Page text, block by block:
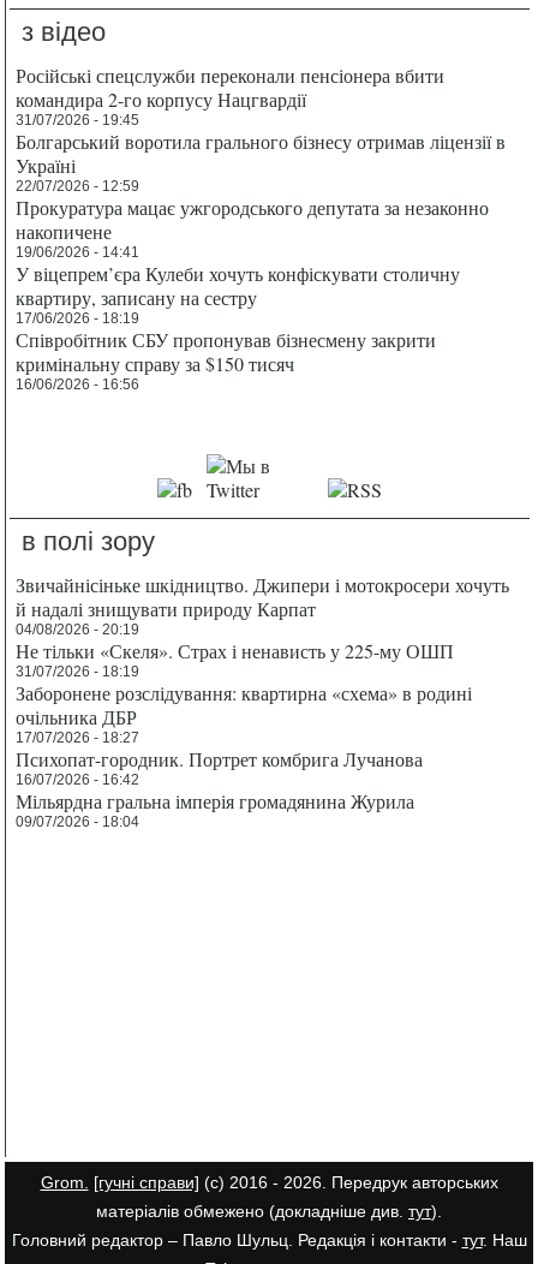
з відео
Російські спецслужби переконали пенсіонера вбити
командира 2-го корпусу Нацгвардії
31/07/2026 - 19:45
Болгарський воротила грального бізнесу отримав ліцензії в
Україні
22/07/2026 - 12:59
Прокуратура мацає ужгородського депутата за незаконно
накопичене
19/06/2026 - 14:41
У віцепрем’єра Кулеби хочуть конфіскувати столичну
квартиру, записану на сестру
17/06/2026 - 18:19
Співробітник СБУ пропонував бізнесмену закрити
кримінальну справу за $150 тисяч
16/06/2026 - 16:56
в полі зору
Звичайнісіньке шкідництво. Джипери і мотокросери хочуть
й надалі знищувати природу Карпат
04/08/2026 - 20:19
Не тільки «Скеля». Страх і ненависть у 225-му ОШП
31/07/2026 - 18:19
Заборонене розслідування: квартирна «схема» в родині
очільника ДБР
17/07/2026 - 18:27
Психопат-городник. Портрет комбрига Лучанова
16/07/2026 - 16:42
Мільярдна гральна імперія громадянина Журила
09/07/2026 - 18:04
Grom. [гучні справи] (с) 2016 - 2026. Передрук авторських
матеріалів обмежено (докладніше див. тут).
Головний редактор – Павло Шульц. Редакція і контакти - тут. Наш